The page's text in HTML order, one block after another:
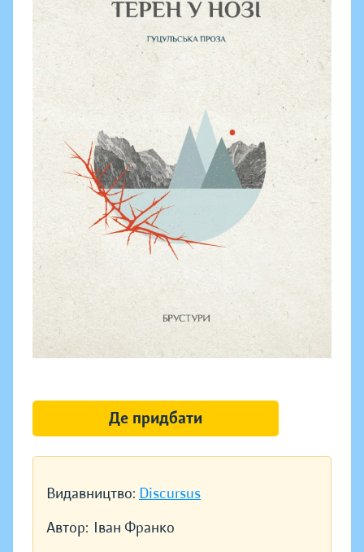
Видавництво: Discursus
Автор: Іван Франко
Де придбати